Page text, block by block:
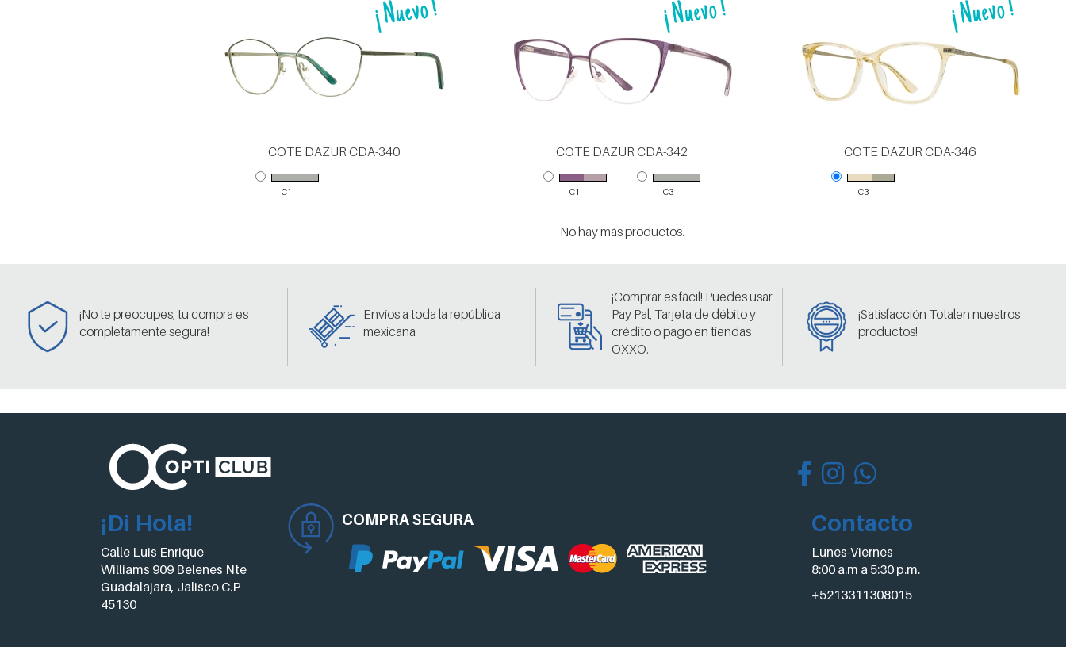
COTE DAZUR CDA-340
C1
COTE DAZUR CDA-342
C1 C3
COTE DAZUR CDA-346
C3
No hay más productos.
¡No te preocupes, tu compra es
completamente segura!
Envíos a toda la república
mexicana
¡Comprar es fácil! Puedes usar
Pay Pal, Tarjeta de débito y
crédito o pago en tiendas
OXXO.
¡Satisfacción Totalen nuestros
productos!
¡Di Hola!
Calle Luis Enrique
Williams 909 Belenes Nte
Guadalajara, Jalisco C.P
45130
COMPRASEGURA Contacto
Lunes-Viernes
8:00 a.m a 5:30 p.m.
+5213311308015